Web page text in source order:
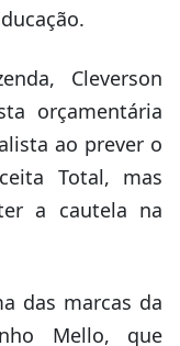
Cleverson
orçamentária
ao prever o
Total, mas
a cautela na
das marcas da
Mello, que